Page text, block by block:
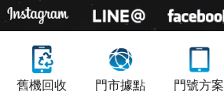
舊機回收 門市據點 門號方案